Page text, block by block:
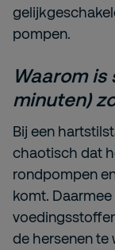
pompen.
Waarom
minuten)
Bij een
chaotisch dat
rondpompen
komt.
de hersenen te